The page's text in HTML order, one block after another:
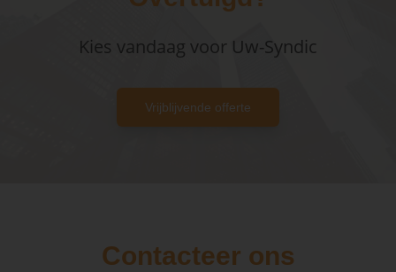
Kies vandaag voor Uw-Syndic
Vrijblijvende offerte
Contacteer ons